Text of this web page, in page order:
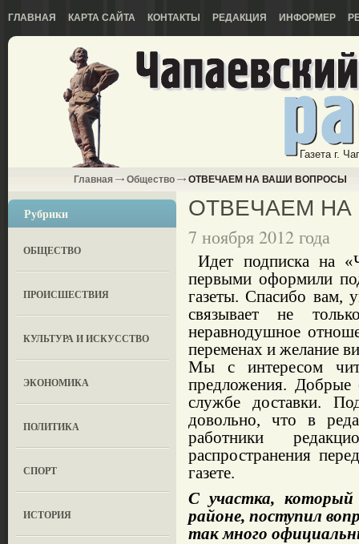
ГЛАВНАЯ КАРТА САЙТА КОНТАКТЫ РЕДАКЦИЯ ИНФОРМЕР
Газета г.
Главная Общество ОТВЕЧАЕМ НА ВАШИ ВОПРОСЫ
Рубрики
ОБЩЕСТВО
ПРОИСШЕСТВИЯ
КУЛЬТУРА И ИСКУССТВО
ЭКОНОМИКА
ПОЛИТИКА
СПОРТ
ИСТОРИЯ
ОТВЕЧАЕМ
7 ноября 2012 года
Идет подписка на
первыми оформили
газеты. Спасибо вам,
связывает не
неравнодушное
переменах и желание
Мы с интересом
предложения. Добрые
службе доставки.
довольно, что в
работники
распространения
газете.
С участка,
районе, поступил
так много